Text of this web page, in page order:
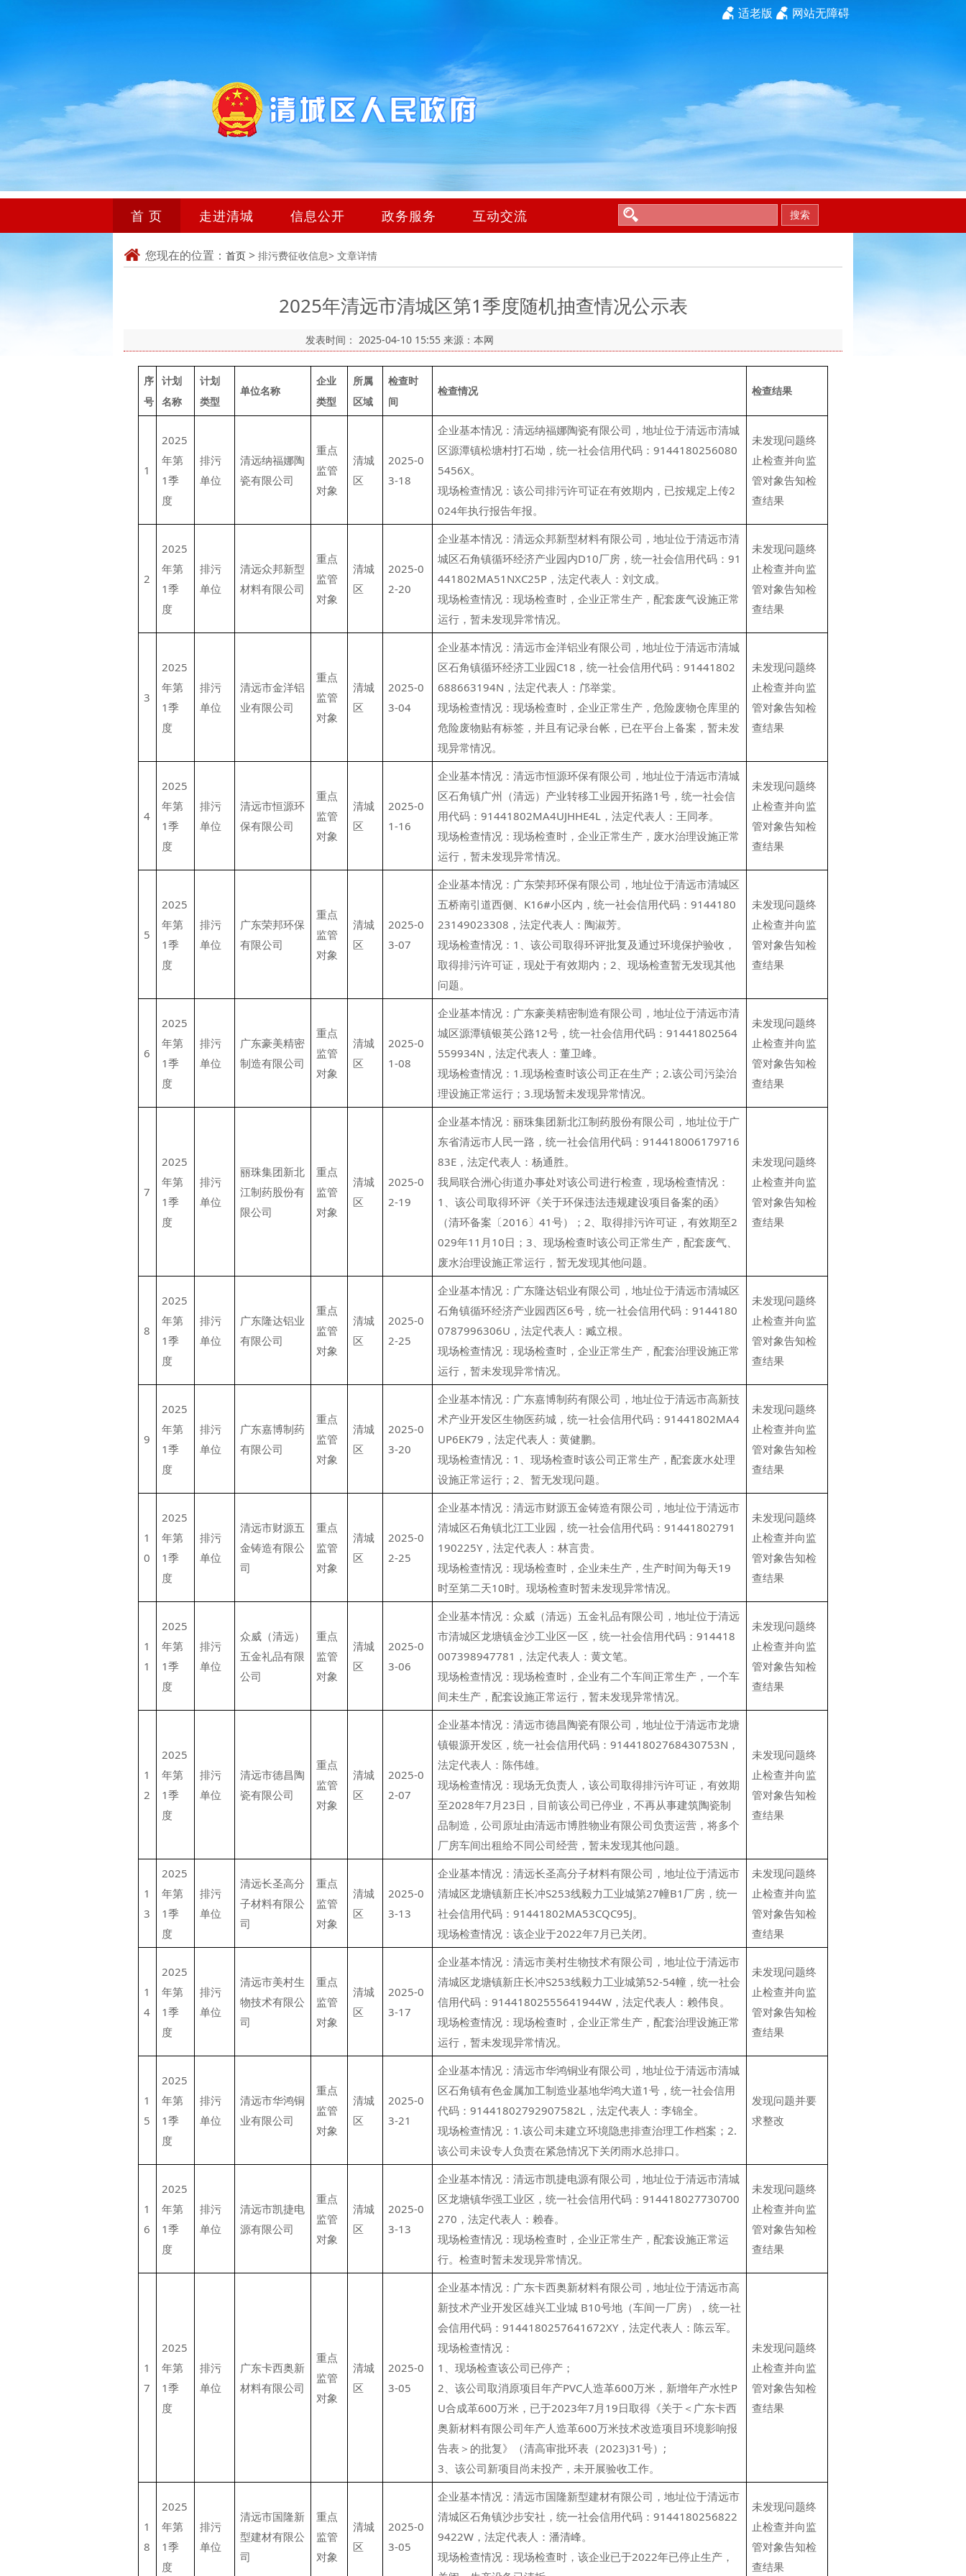
网站无障碍
适老版
首 页 走进清城 信息公开 政务服务 互动交流 搜索
您现在的位置： 首页 > 排污费征收信息> 文章详情
2025年清远市清城区第1季度随机抽查情况公示表
发表时间： 2025-04-10 15:55 来源：本网
序
号
计划
名称
计划
类型
单位名称
企业
类型
所属
区域
检查时
间
检查情况 检查结果
1
2025
年第
1季
度
排污
单位
清远纳福娜陶
瓷有限公司
重点
监管
对象
清城
区
2025-0
3-18
企业基本情况：清远纳福娜陶瓷有限公司，地址位于清远市清城
区源潭镇松塘村打石坳，统一社会信用代码：9144180256080
5456X。
现场检查情况：该公司排污许可证在有效期内，已按规定上传2
024年执行报告年报。
未发现问题终
止检查并向监
管对象告知检
查结果
2
2025
年第
1季
度
排污
单位
清远众邦新型
材料有限公司
重点
监管
对象
清城
区
2025-0
2-20
企业基本情况：清远众邦新型材料有限公司，地址位于清远市清
城区石角镇循环经济产业园内D10厂房，统一社会信用代码：91
441802MA51NXC25P，法定代表人：刘文成。
现场检查情况：现场检查时，企业正常生产，配套废气设施正常
运行，暂未发现异常情况。
未发现问题终
止检查并向监
管对象告知检
查结果
3
2025
年第
1季
度
排污
单位
清远市金洋铝
业有限公司
重点
监管
对象
清城
区
2025-0
3-04
企业基本情况：清远市金洋铝业有限公司，地址位于清远市清城
区石角镇循环经济工业园C18，统一社会信用代码：91441802
688663194N，法定代表人：邝举棠。
现场检查情况：现场检查时，企业正常生产，危险废物仓库里的
危险废物贴有标签，并且有记录台帐，已在平台上备案，暂未发
现异常情况。
未发现问题终
止检查并向监
管对象告知检
查结果
4
2025
年第
1季
度
排污
单位
清远市恒源环
保有限公司
重点
监管
对象
清城
区
2025-0
1-16
企业基本情况：清远市恒源环保有限公司，地址位于清远市清城
区石角镇广州（清远）产业转移工业园开拓路1号，统一社会信
用代码：91441802MA4UJHHE4L，法定代表人：王同孝。
现场检查情况：现场检查时，企业正常生产，废水治理设施正常
运行，暂未发现异常情况。
未发现问题终
止检查并向监
管对象告知检
查结果
5
2025
年第
1季
度
排污
单位
广东荣邦环保
有限公司
重点
监管
对象
清城
区
2025-0
3-07
企业基本情况：广东荣邦环保有限公司，地址位于清远市清城区
五桥南引道西侧、K16#小区内，统一社会信用代码：9144180
23149023308，法定代表人：陶淑芳。
现场检查情况：1、该公司取得环评批复及通过环境保护验收，
取得排污许可证，现处于有效期内；2、现场检查暂无发现其他
问题。
未发现问题终
止检查并向监
管对象告知检
查结果
6
2025
年第
1季
度
排污
单位
广东豪美精密
制造有限公司
重点
监管
对象
清城
区
2025-0
1-08
企业基本情况：广东豪美精密制造有限公司，地址位于清远市清
城区源潭镇银英公路12号，统一社会信用代码：91441802564
559934N，法定代表人：董卫峰。
现场检查情况：1.现场检查时该公司正在生产；2.该公司污染治
理设施正常运行；3.现场暂未发现异常情况。
未发现问题终
止检查并向监
管对象告知检
查结果
7
2025
年第
1季
度
排污
单位
丽珠集团新北
江制药股份有
限公司
重点
监管
对象
清城
区
2025-0
2-19
企业基本情况：丽珠集团新北江制药股份有限公司，地址位于广
东省清远市人民一路，统一社会信用代码：914418006179716
83E，法定代表人：杨通胜。
我局联合洲心街道办事处对该公司进行检查，现场检查情况：
1、该公司取得环评《关于环保违法违规建设项目备案的函》
（清环备案〔2016〕41号）；2、取得排污许可证，有效期至2
029年11月10日；3、现场检查时该公司正常生产，配套废气、
废水治理设施正常运行，暂无发现其他问题。
未发现问题终
止检查并向监
管对象告知检
查结果
8
2025
年第
1季
度
排污
单位
广东隆达铝业
有限公司
重点
监管
对象
清城
区
2025-0
2-25
企业基本情况：广东隆达铝业有限公司，地址位于清远市清城区
石角镇循环经济产业园西区6号，统一社会信用代码：9144180
0787996306U，法定代表人：臧立根。
现场检查情况：现场检查时，企业正常生产，配套治理设施正常
运行，暂未发现异常情况。
未发现问题终
止检查并向监
管对象告知检
查结果
9
2025
年第
1季
度
排污
单位
广东嘉博制药
有限公司
重点
监管
对象
清城
区
2025-0
3-20
企业基本情况：广东嘉博制药有限公司，地址位于清远市高新技
术产业开发区生物医药城，统一社会信用代码：91441802MA4
UP6EK79，法定代表人：黄健鹏。
现场检查情况：1、现场检查时该公司正常生产，配套废水处理
设施正常运行；2、暂无发现问题。
未发现问题终
止检查并向监
管对象告知检
查结果
1
0
2025
年第
1季
度
排污
单位
清远市财源五
金铸造有限公
司
重点
监管
对象
清城
区
2025-0
2-25
企业基本情况：清远市财源五金铸造有限公司，地址位于清远市
清城区石角镇北江工业园，统一社会信用代码：91441802791
190225Y，法定代表人：林言贵。
现场检查情况：现场检查时，企业未生产，生产时间为每天19
时至第二天10时。现场检查时暂未发现异常情况。
未发现问题终
止检查并向监
管对象告知检
查结果
1
1
2025
年第
1季
度
排污
单位
众威（清远）
五金礼品有限
公司
重点
监管
对象
清城
区
2025-0
3-06
企业基本情况：众威（清远）五金礼品有限公司，地址位于清远
市清城区龙塘镇金沙工业区一区，统一社会信用代码：914418
007398947781，法定代表人：黄文笔。
现场检查情况：现场检查时，企业有二个车间正常生产，一个车
间未生产，配套设施正常运行，暂未发现异常情况。
未发现问题终
止检查并向监
管对象告知检
查结果
1
2
2025
年第
1季
度
排污
单位
清远市德昌陶
瓷有限公司
重点
监管
对象
清城
区
2025-0
2-07
企业基本情况：清远市德昌陶瓷有限公司，地址位于清远市龙塘
镇银源开发区，统一社会信用代码：91441802768430753N，
法定代表人：陈伟雄。
现场检查情况：现场无负责人，该公司取得排污许可证，有效期
至2028年7月23日，目前该公司已停业，不再从事建筑陶瓷制
品制造，公司原址由清远市博胜物业有限公司负责运营，将多个
厂房车间出租给不同公司经营，暂未发现其他问题。
未发现问题终
止检查并向监
管对象告知检
查结果
1
3
2025
年第
1季
度
排污
单位
清远长圣高分
子材料有限公
司
重点
监管
对象
清城
区
2025-0
3-13
企业基本情况：清远长圣高分子材料有限公司，地址位于清远市
清城区龙塘镇新庄长冲S253线毅力工业城第27幢B1厂房，统一
社会信用代码：91441802MA53CQC95J。
现场检查情况：该企业于2022年7月已关闭。
未发现问题终
止检查并向监
管对象告知检
查结果
1
4
2025
年第
1季
度
排污
单位
清远市美村生
物技术有限公
司
重点
监管
对象
清城
区
2025-0
3-17
企业基本情况：清远市美村生物技术有限公司，地址位于清远市
清城区龙塘镇新庄长冲S253线毅力工业城第52-54幢，统一社会
信用代码：91441802555641944W，法定代表人：赖伟良。
现场检查情况：现场检查时，企业正常生产，配套治理设施正常
运行，暂未发现异常情况。
未发现问题终
止检查并向监
管对象告知检
查结果
1
5
2025
年第
1季
度
排污
单位
清远市华鸿铜
业有限公司
重点
监管
对象
清城
区
2025-0
3-21
企业基本情况：清远市华鸿铜业有限公司，地址位于清远市清城
区石角镇有色金属加工制造业基地华鸿大道1号，统一社会信用
代码：91441802792907582L，法定代表人：李锦全。
现场检查情况：1.该公司未建立环境隐患排查治理工作档案；2.
该公司未设专人负责在紧急情况下关闭雨水总排口。
发现问题并要
求整改
1
6
2025
年第
1季
度
排污
单位
清远市凯捷电
源有限公司
重点
监管
对象
清城
区
2025-0
3-13
企业基本情况：清远市凯捷电源有限公司，地址位于清远市清城
区龙塘镇华强工业区，统一社会信用代码：914418027730700
270，法定代表人：赖春。
现场检查情况：现场检查时，企业正常生产，配套设施正常运
行。检查时暂未发现异常情况。
未发现问题终
止检查并向监
管对象告知检
查结果
1
7
2025
年第
1季
度
排污
单位
广东卡西奥新
材料有限公司
重点
监管
对象
清城
区
2025-0
3-05
企业基本情况：广东卡西奥新材料有限公司，地址位于清远市高
新技术产业开发区雄兴工业城 B10号地（车间一厂房），统一社
会信用代码：9144180257641672XY，法定代表人：陈云军。
现场检查情况：
1、现场检查该公司已停产；
2、该公司取消原项目年产PVC人造革600万米，新增年产水性P
U合成革600万米，已于2023年7月19日取得《关于＜广东卡西
奥新材料有限公司年产人造革600万米技术改造项目环境影响报
告表＞的批复》（清高审批环表（2023)31号）;
3、该公司新项目尚未投产，未开展验收工作。
未发现问题终
止检查并向监
管对象告知检
查结果
1
8
2025
年第
1季
度
排污
单位
清远市国隆新
型建材有限公
司
重点
监管
对象
清城
区
2025-0
3-05
企业基本情况：清远市国隆新型建材有限公司，地址位于清远市
清城区石角镇沙步安社，统一社会信用代码：9144180256822
9422W，法定代表人：潘清峰。
现场检查情况：现场检查时，该企业已于2022年已停止生产，
未发现问题终
止检查并向监
管对象告知检
查结果